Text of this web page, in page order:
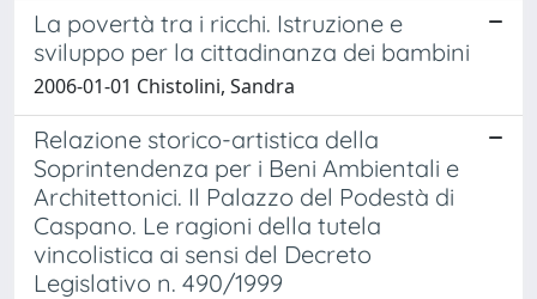
La povertà tra i ricchi. Istruzione e
sviluppo per la cittadinanza dei bambini
2006-01-01 Chistolini, Sandra
Relazione storico-artistica della
Soprintendenza per i Beni Ambientali e
Architettonici. Il Palazzo del Podestà di
Caspano. Le ragioni della tutela
vincolistica ai sensi del Decreto
Legislativo n. 490/1999